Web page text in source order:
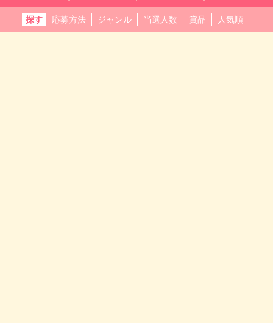
探す 応募方法 ジャンル 当選人数 賞品 人気順